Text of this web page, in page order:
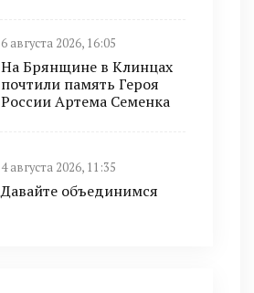
6 августа 2026, 16:05
На Брянщине в Клинцах
почтили память Героя
России Артема Семенка
4 августа 2026, 11:35
Давайте объединимся